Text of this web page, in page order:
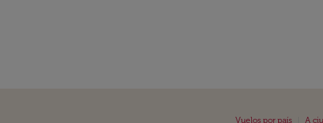
Vuelos por país A